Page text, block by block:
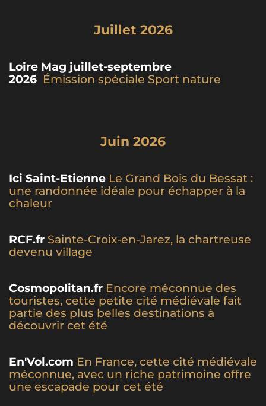
Juillet 2026
Loire Mag juillet-septembre
2026 Émission spéciale Sport nature
Juin 2026
Ici Saint-Etienne Le Grand Bois du Bessat :
une randonnée idéale pour échapper à la
chaleur
RCF.fr Sainte-Croix-en-Jarez, la chartreuse
devenu village
Cosmopolitan.fr Encore méconnue des
touristes, cette petite cité médiévale fait
partie des plus belles destinations à
découvrir cet été
En'Vol.com En France, cette cité médiévale
méconnue, avec un riche patrimoine offre
une escapade pour cet été